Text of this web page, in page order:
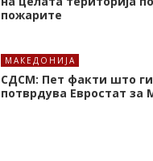
пожарите
МАКЕДОНИЈА
СДСМ: Пет факти што ги
потврдува Евростат за